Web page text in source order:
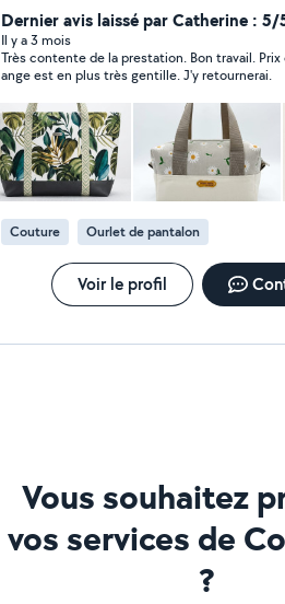
confection de sacs
Dernier avis laissé par Catherine : 5/
Il y a 3 mois
Très contente de la prestation. Bon travail. Prix correct. Marie-
ange est en plus très gentille. J'y retournerai.
Couture Ourlet de pantalon
Voir le profil
Vous souhaitez
vos services de
?